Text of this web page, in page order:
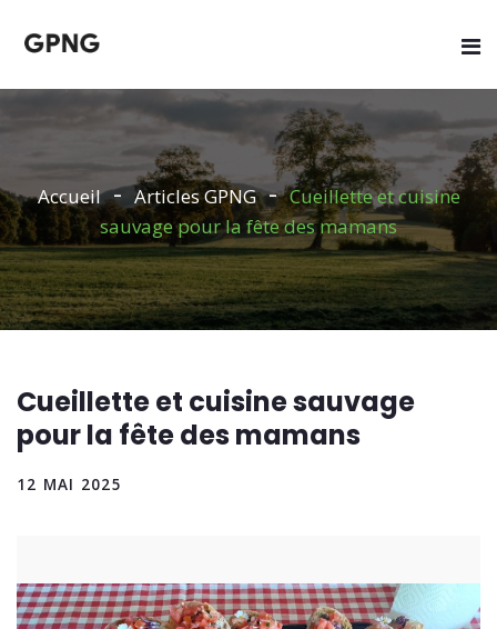
Accueil Articles GPNG
Cueillette et cuisine
sauvage pour la fête des mamans
Cueillette et cuisine sauvage
pour la fête des mamans
12 MAI 2025